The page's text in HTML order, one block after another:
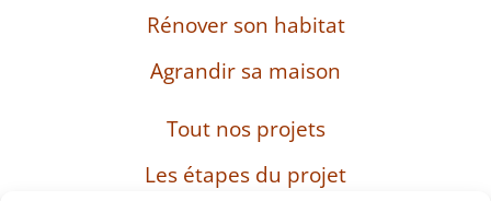
Rénover son habitat
Agrandir sa maison
Tout nos projets
Les étapes du projet